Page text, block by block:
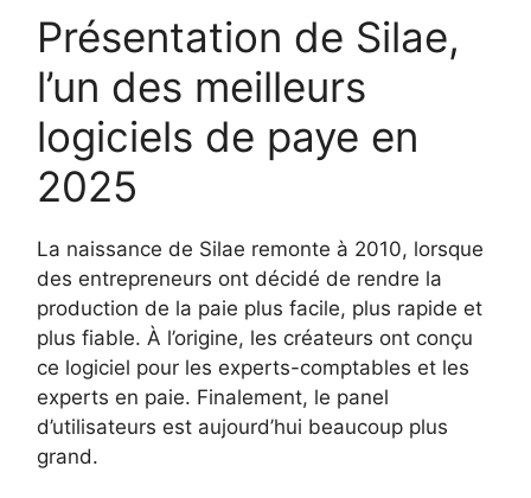
Présentation de Silae,
l’un des meilleurs
logiciels de paye en
2025
La naissance de Silae remonte à 2010, lorsque
des entrepreneurs ont décidé de rendre la
production de la paie plus facile, plus rapide et
plus fiable. À l’origine, les créateurs ont conçu
ce logiciel pour les experts-comptables et les
experts en paie. Finalement, le panel
d’utilisateurs est aujourd’hui beaucoup plus
grand.